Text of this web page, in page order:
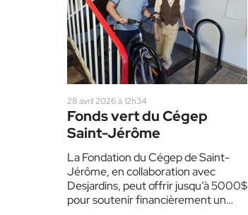
28 avril 2026 à 12h34
Fonds vert du Cégep
Saint-Jérôme
La Fondation du Cégep de Saint-
Jérôme, en collaboration avec
Desjardins, peut offrir jusqu’à 5000$
pour soutenir financièrement un